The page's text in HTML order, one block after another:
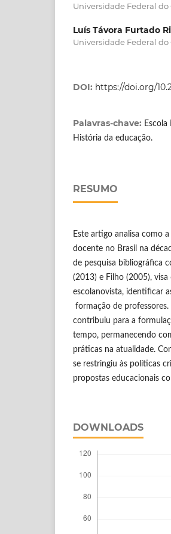
Universidade Federal do
Luís Távora Furtado
Universidade Federal do
DOI: https://doi.org/
Palavras-chave:
História da educação.
RESUMO
Este artigo analisa como
docente no Brasil na
de pesquisa bibliográfica
(2013) e Filho (2005),
escolanovista, identificar
formação de
contribuiu para a
tempo, permanecendo
práticas na atualidade.
se restringiu às políticas
propostas educacionais
DOWNLOADS